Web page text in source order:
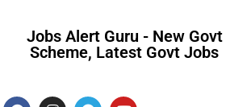
Jobs Alert Guru - New Govt
Scheme, Latest Govt Jobs